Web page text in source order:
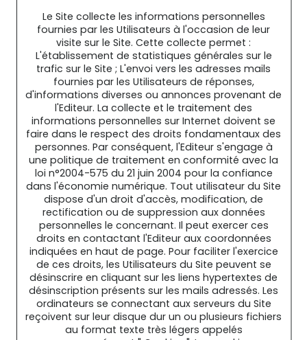
Le Site collecte les informations personnelles
fournies par les Utilisateurs à l'occasion de leur
visite sur le Site. Cette collecte permet :
L'établissement de statistiques générales sur le
trafic sur le Site ; L'envoi vers les adresses mails
fournies par les Utilisateurs de réponses,
d'informations diverses ou annonces provenant de
l'Editeur. La collecte et le traitement des
informations personnelles sur Internet doivent se
faire dans le respect des droits fondamentaux des
personnes. Par conséquent, l'Editeur s'engage à
une politique de traitement en conformité avec la
loi n°2004-575 du 21 juin 2004 pour la confiance
dans l'économie numérique. Tout utilisateur du Site
dispose d'un droit d'accès, modification, de
rectification ou de suppression aux données
personnelles le concernant. Il peut exercer ces
droits en contactant l'Editeur aux coordonnées
indiquées en haut de page. Pour faciliter l'exercice
de ces droits, les Utilisateurs du Site peuvent se
désinscrire en cliquant sur les liens hypertextes de
désinscription présents sur les mails adressés. Les
ordinateurs se connectant aux serveurs du Site
reçoivent sur leur disque dur un ou plusieurs fichiers
au format texte très légers appelés